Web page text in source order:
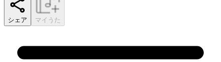
シェア マイうた